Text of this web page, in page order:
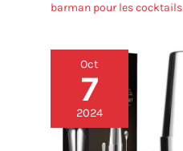
barman pour les cocktails
Oct
7
2024